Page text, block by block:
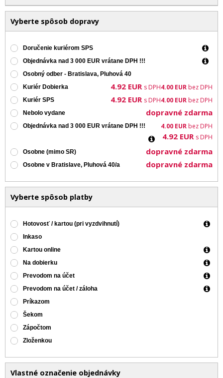
Vyberte spôsob dopravy
Doručenie kuriérom SPS
Objednávka nad 3 000 EUR vrátane DPH !!!
Osobný odber - Bratislava, Pluhová 40
Kuriér Dobierka
4.00 EUR bez DPH
4.92 EUR s DPH
Kuriér SPS 4.00 EUR bez DPH
4.92 EUR s DPH
Nebolo vydane dopravné zdarma
Objednávka nad 3 000 EUR vrátane DPH !!! 4.00 EUR bez DPH
4.92 EUR s DPH
Osobne (mimo SR) dopravné zdarma
Osobne v Bratislave, Pluhová 40/a dopravné zdarma
Vyberte spôsob platby
Hotovosť / kartou (pri vyzdvihnutí)
Inkaso
Kartou online
Na dobierku
Prevodom na účet
Prevodom na účet / záloha
Príkazom
Šekom
Zápočtom
Zloženkou
Vlastné označenie objednávky